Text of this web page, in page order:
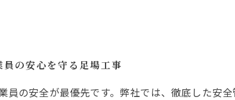
の安心を守る足場工事
員の安全が最優先です。弊社では、徹底した安